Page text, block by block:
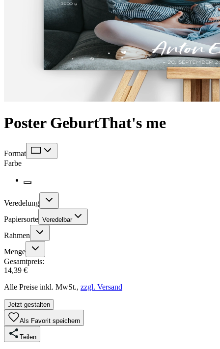
Poster GeburtThat's me
Format
Farbe
Veredelung
Papiersorte Veredelbar
Rahmen
Menge
Gesamtpreis:
14,39 €
Alle Preise inkl. MwSt., zzgl. Versand
Jetzt gestalten
Als Favorit speichern
Teilen